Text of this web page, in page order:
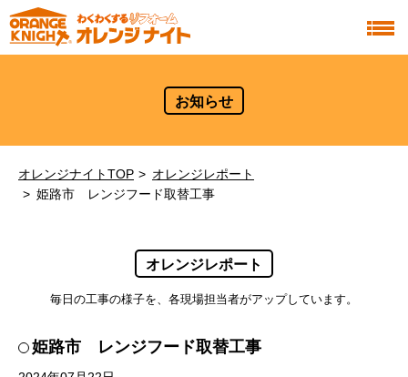
お知らせ
オレンジナイトTOP
オレンジレポート
姫路市 レンジフード取替工事
オレンジレポート
毎日の工事の様子を、各現場担当者がアップしています。
姫路市 レンジフード取替工事